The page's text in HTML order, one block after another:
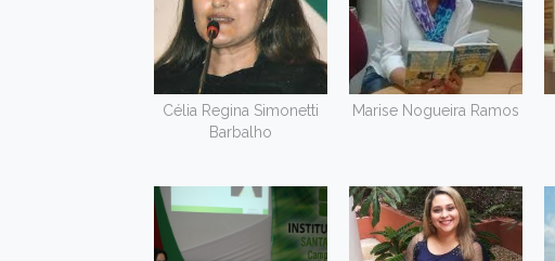
Célia Regina Simonetti
Barbalho
Marise Nogueira Ramos